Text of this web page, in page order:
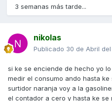
3 semanas más tarde...
nikolas
Publicado 30 de Abril del
si ke se enciende de hecho yo
medir el consumo ando hasta
surtidor naranja voy a la
el contador a cero y hasta ke se